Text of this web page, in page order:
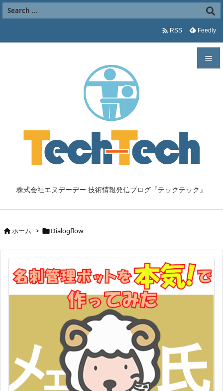
株式会社エヌデーデー 技術情報発信ブログ『テックテック』

 RSS Feedly
ホーム > Dialogflow